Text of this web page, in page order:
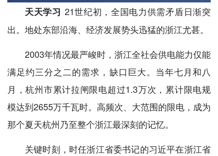
天天学习 21世纪初，全国电力供需矛盾日渐突
出。地处东部沿海、经济发展势头迅猛的浙江尤甚。
2003年情况最严峻时，浙江全社会供电能力仅能
满足约三分之二的需求，缺口巨大。当年七月和八
月，杭州市累计拉闸限电超过1.3万次，累计限电规
模达到2655万千瓦时。高频次、大范围的限电，成为
那个夏天杭州乃至整个浙江最深刻的记忆。
关键时刻，时任浙江省委书记的习近平在浙江省